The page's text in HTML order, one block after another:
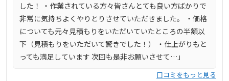
した！ ・作業されている方々皆さんとても良い方ばかりで
非常に気持ちよくやりとりさせていただきました。 ・価格
についても元々見積もりをいただいていたところの半額以
下（見積もりをいただいて驚きでした！） ・仕上がりもと
っても満足しています 次回も是非お願いさせて…」
口コミをもっと見る